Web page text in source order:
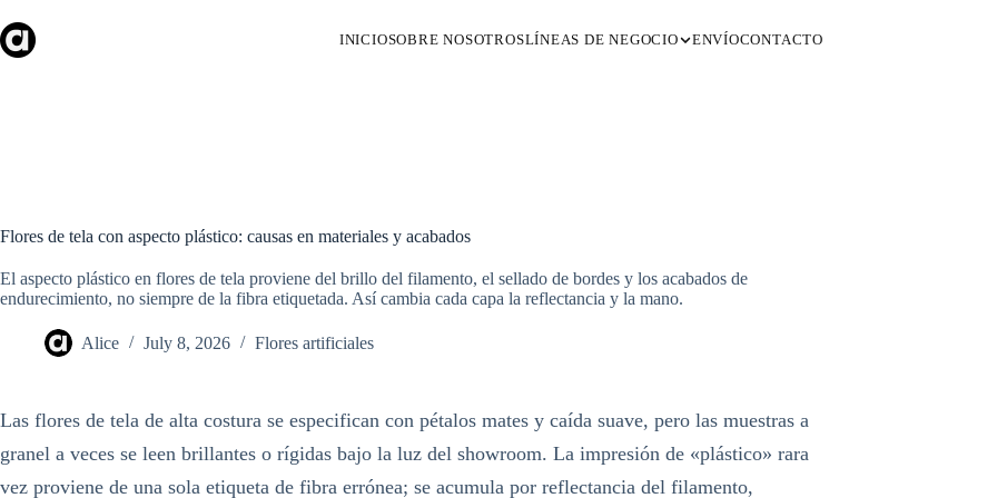
to
content
INICIOSOBRE NOSOTROSLÍNEAS DE NEGOCIO ENVÍOCONTACTO
Flores de tela con aspecto plástico: causas en materiales y acabados
El aspecto plástico en flores de tela proviene del brillo del filamento, el sellado de bordes y los acabados de
endurecimiento, no siempre de la fibra etiquetada. Así cambia cada capa la reflectancia y la mano.
Alice July 8, 2026 Flores artificiales
Las flores de tela de alta costura se especifican con pétalos mates y caída suave, pero las muestras a
granel a veces se leen brillantes o rígidas bajo la luz del showroom. La impresión de «plástico» rara
vez proviene de una sola etiqueta de fibra errónea; se acumula por reflectancia del filamento,